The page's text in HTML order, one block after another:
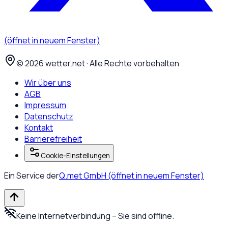
(öffnet in neuem Fenster)
©2026wetter.net · Alle Rechte vorbehalten
Wir über uns
AGB
Impressum
Datenschutz
Kontakt
Barrierefreiheit
Cookie-Einstellungen
Ein Service derQ.met GmbH (öffnet in neuem Fenster)
Keine Internetverbindung – Sie sind offline.